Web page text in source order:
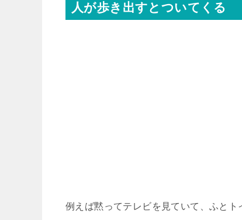
人が歩き出すとついてくる
例えば黙ってテレビを見ていて、ふとト